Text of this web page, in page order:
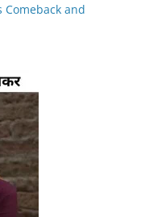
Comeback and